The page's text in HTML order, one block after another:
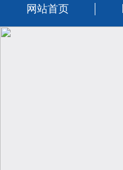
网站首页